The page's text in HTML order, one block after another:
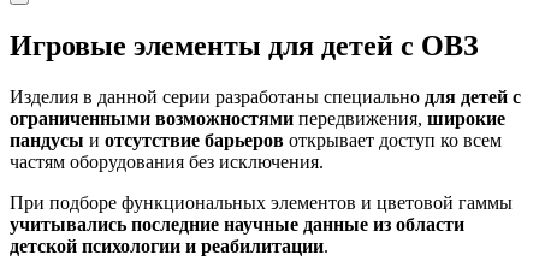
Игровые элементы для детей с ОВЗ
Изделия в данной серии разработаны специально для детей с
ограниченными возможностями передвижения, широкие
пандусы и отсутствие барьеров открывает доступ ко всем
частям оборудования без исключения.
При подборе функциональных элементов и цветовой гаммы
учитывались последние научные данные из области
детской психологии и реабилитации.